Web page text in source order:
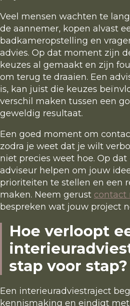
Veel mensen wachten te
de aannemer, kopen alvast
badkameropstelling en
advies. Op dat moment zijn
keuzes al gemaakt en zijn
om terug te draaien. Een
is, kan juist die keuzes
verschil maken tussen een
geweldig resultaat.
Een goed moment om
zodra je weet dat je wilt
niet precies weet hoe. Op
adviseur helpen om jouw
prioriteiten te stellen en een
maken. Neem gerust contact
bespreken wat jouw project
Hoe verloopt
stap voor stap?
Een interieuradviestraject
kennismaking en eindigt